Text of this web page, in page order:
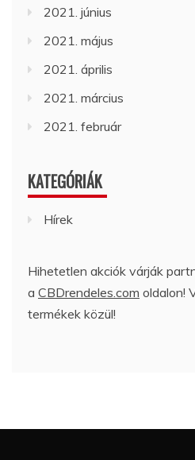
2021. június
2021. május
2021. április
2021. március
2021. február
KATEGÓRIÁK
Hírek
Hihetetlen akciók várják
a CBDrendeles.com oldalon!
termékek közül!